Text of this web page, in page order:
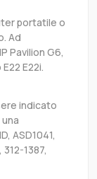
portatile o
Ad
Pavilion G6,
E22i.
indicato
ASD1041,
1387,